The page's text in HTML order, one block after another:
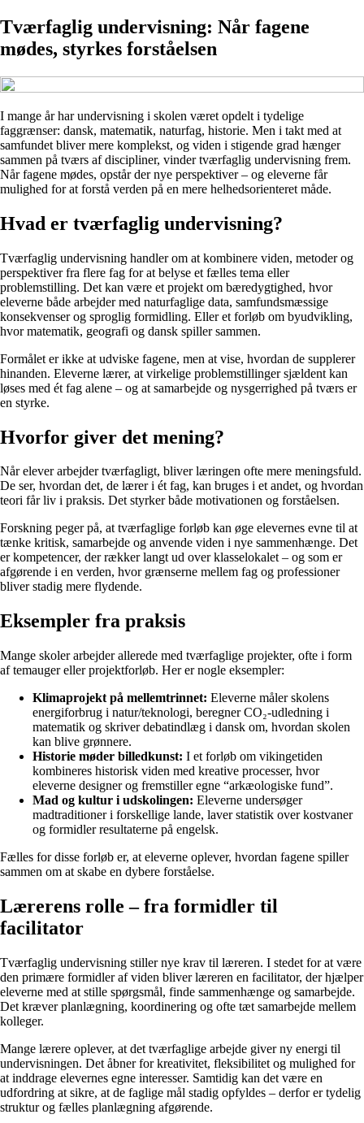
Tværfaglig undervisning: Når fagene
mødes, styrkes forståelsen
I mange år har undervisning i skolen været opdelt i tydelige
faggrænser: dansk, matematik, naturfag, historie. Men i takt med at
samfundet bliver mere komplekst, og viden i stigende grad hænger
sammen på tværs af discipliner, vinder tværfaglig undervisning frem.
Når fagene mødes, opstår der nye perspektiver – og eleverne får
mulighed for at forstå verden på en mere helhedsorienteret måde.
Hvad er tværfaglig undervisning?
Tværfaglig undervisning handler om at kombinere viden, metoder og
perspektiver fra flere fag for at belyse et fælles tema eller
problemstilling. Det kan være et projekt om bæredygtighed, hvor
eleverne både arbejder med naturfaglige data, samfundsmæssige
konsekvenser og sproglig formidling. Eller et forløb om byudvikling,
hvor matematik, geografi og dansk spiller sammen.
Formålet er ikke at udviske fagene, men at vise, hvordan de supplerer
hinanden. Eleverne lærer, at virkelige problemstillinger sjældent kan
løses med ét fag alene – og at samarbejde og nysgerrighed på tværs er
en styrke.
Hvorfor giver det mening?
Når elever arbejder tværfagligt, bliver læringen ofte mere meningsfuld.
De ser, hvordan det, de lærer i ét fag, kan bruges i et andet, og hvordan
teori får liv i praksis. Det styrker både motivationen og forståelsen.
Forskning peger på, at tværfaglige forløb kan øge elevernes evne til at
tænke kritisk, samarbejde og anvende viden i nye sammenhænge. Det
er kompetencer, der rækker langt ud over klasselokalet – og som er
afgørende i en verden, hvor grænserne mellem fag og professioner
bliver stadig mere flydende.
Eksempler fra praksis
Mange skoler arbejder allerede med tværfaglige projekter, ofte i form
af temauger eller projektforløb. Her er nogle eksempler:
Klimaprojekt på mellemtrinnet: Eleverne måler skolens
energiforbrug i natur/teknologi, beregner CO₂-udledning i
matematik og skriver debatindlæg i dansk om, hvordan skolen
kan blive grønnere.
Historie møder billedkunst: I et forløb om vikingetiden
kombineres historisk viden med kreative processer, hvor
eleverne designer og fremstiller egne “arkæologiske fund”.
Mad og kultur i udskolingen: Eleverne undersøger
madtraditioner i forskellige lande, laver statistik over kostvaner
og formidler resultaterne på engelsk.
Fælles for disse forløb er, at eleverne oplever, hvordan fagene spiller
sammen om at skabe en dybere forståelse.
Lærerens rolle – fra formidler til
facilitator
Tværfaglig undervisning stiller nye krav til læreren. I stedet for at være
den primære formidler af viden bliver læreren en facilitator, der hjælper
eleverne med at stille spørgsmål, finde sammenhænge og samarbejde.
Det kræver planlægning, koordinering og ofte tæt samarbejde mellem
kolleger.
Mange lærere oplever, at det tværfaglige arbejde giver ny energi til
undervisningen. Det åbner for kreativitet, fleksibilitet og mulighed for
at inddrage elevernes egne interesser. Samtidig kan det være en
udfordring at sikre, at de faglige mål stadig opfyldes – derfor er tydelig
struktur og fælles planlægning afgørende.